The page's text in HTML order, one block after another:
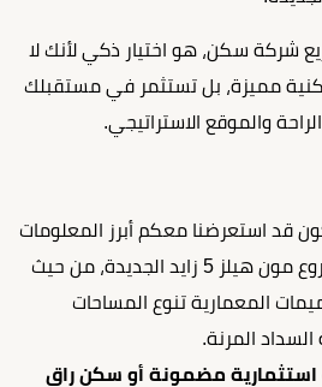
شركة سكن، هو اختيار ذكي لأنك لا
مميزة، بل تستثمر في مستقبلك
والموقع الاستراتيجي.
قد استعرضنا معكم أبرز المعلومات
وكافة التفاصيل حول مشروع مون هيلز 5 زايد الجديدة، من حيث
المعمارية تنوع المساحات
السداد المرنة.
مضمونة أو سكن راق